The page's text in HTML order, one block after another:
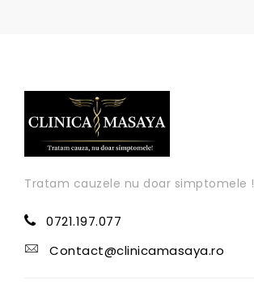
Tratam cauzele nu doar simptomele !
0721.197.077
Contact@clinicamasaya.ro